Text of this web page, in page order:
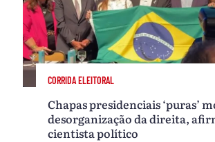
CORRIDA ELEITORAL
Chapas presidenciais ‘puras’
desorganização da direita,
cientista político